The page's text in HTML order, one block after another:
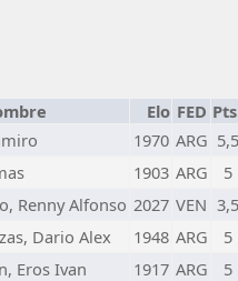
Elo FED
1970 ARG 5,5
1903 ARG
5
Renny Alfonso 2027 VEN 3,5
Dario Alex 1948 ARG
5
Eros Ivan 1917 ARG
5